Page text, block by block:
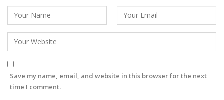
Save my name, email, and website in this browser for the next
time I comment.